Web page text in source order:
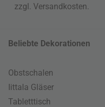
zzgl. Versandkosten
Beliebte Dekorationen
Obstschalen
Iittala Gläser
Tabletttisch